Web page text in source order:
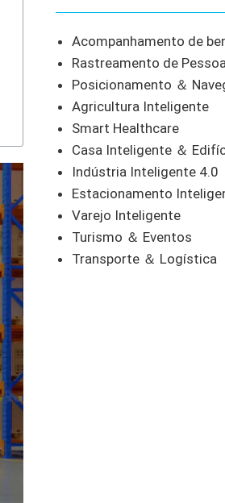
Acompanhamento de
Rastreamento de
Posicionamento ＆
Agricultura Inteligente
Smart Healthcare
Casa Inteligente ＆
Indústria Inteligente 4.0
Estacionamento
Varejo Inteligente
Turismo ＆ Eventos
Transporte ＆ Logística